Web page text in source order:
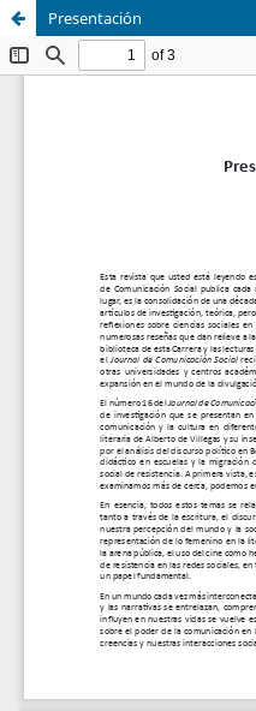
Presentación